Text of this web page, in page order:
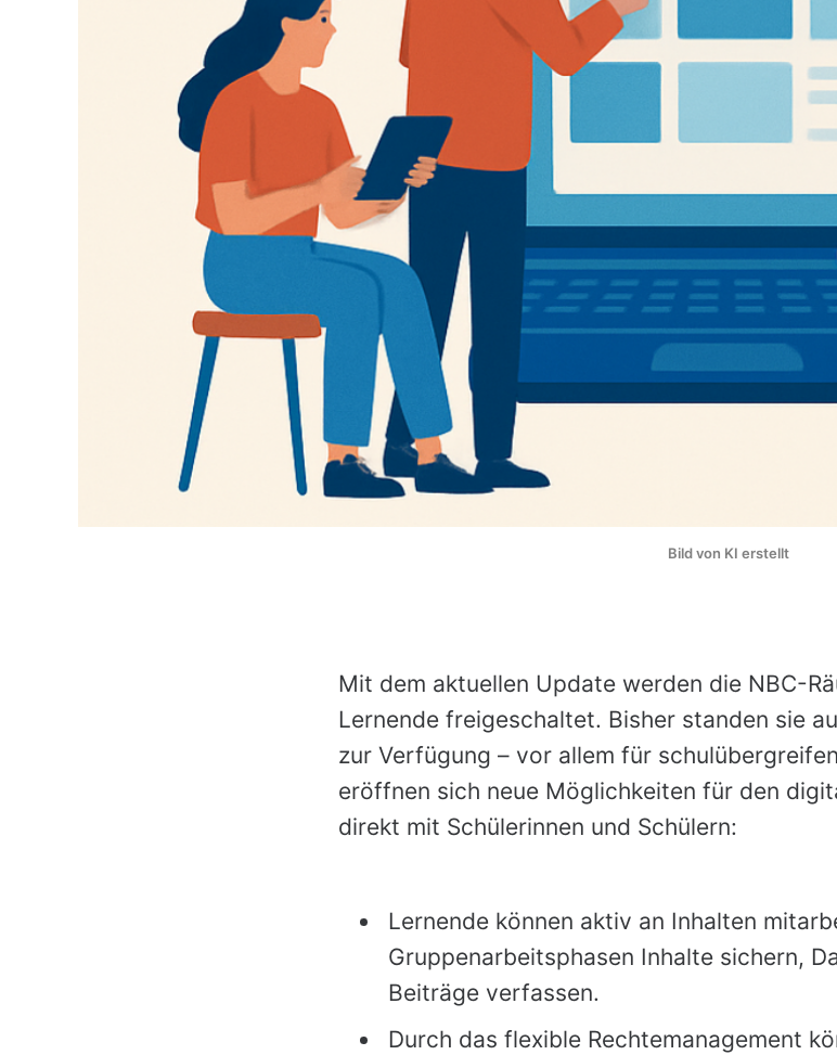
Bild von KI erstellt
Mit dem aktuellen Update werden die NBC-
Lernende freigeschaltet. Bisher standen sie
zur Verfügung – vor allem für
eröffnen sich neue Möglichkeiten für den
direkt mit Schülerinnen und Schülern:
Lernende können aktiv an Inhalten
Gruppenarbeitsphasen Inhalte sichern,
Beiträge verfassen.
Durch das flexible Rechtemanagement